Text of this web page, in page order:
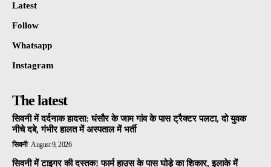
Latest
Follow
Whatsapp
Instagram
The latest
सिवनी में दर्दनाक हादसा: घंसौर के जाम गांव के पास ट्रैक्टर पलटा, दो युवक
नीचे दबे, गंभीर हालत में अस्पताल में भर्ती
सिवनी August 9, 2026
सिवनी में टाइगर की दस्तक! फार्म हाउस के पास घोड़े का शिकार, इलाके में